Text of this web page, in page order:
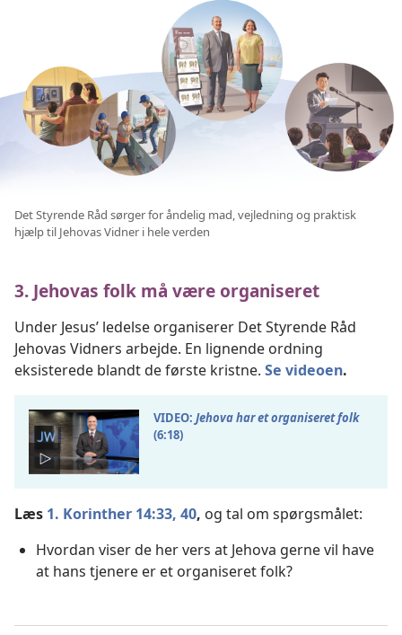
Det Styrende Råd sørger for åndelig mad, vejledning og praktisk
hjælp til Jehovas Vidner i hele verden
3. Jehovas folk må være organiseret
Under Jesus’ ledelse organiserer Det Styrende Råd
Jehovas Vidners arbejde. En lignende ordning
eksisterede blandt de første kristne. Se videoen.
VIDEO: Jehova har et organiseret folk
(6:18)
Læs 1. Korinther 14:33, 40, og tal om spørgsmålet:
Hvordan viser de her vers at Jehova gerne vil have
at hans tjenere er et organiseret folk?